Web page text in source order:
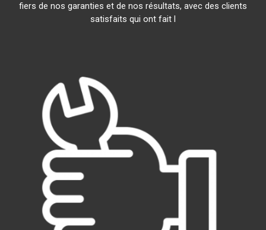
fiers de nos garanties et de nos résultats, avec des clients
satisfaits qui ont fait l